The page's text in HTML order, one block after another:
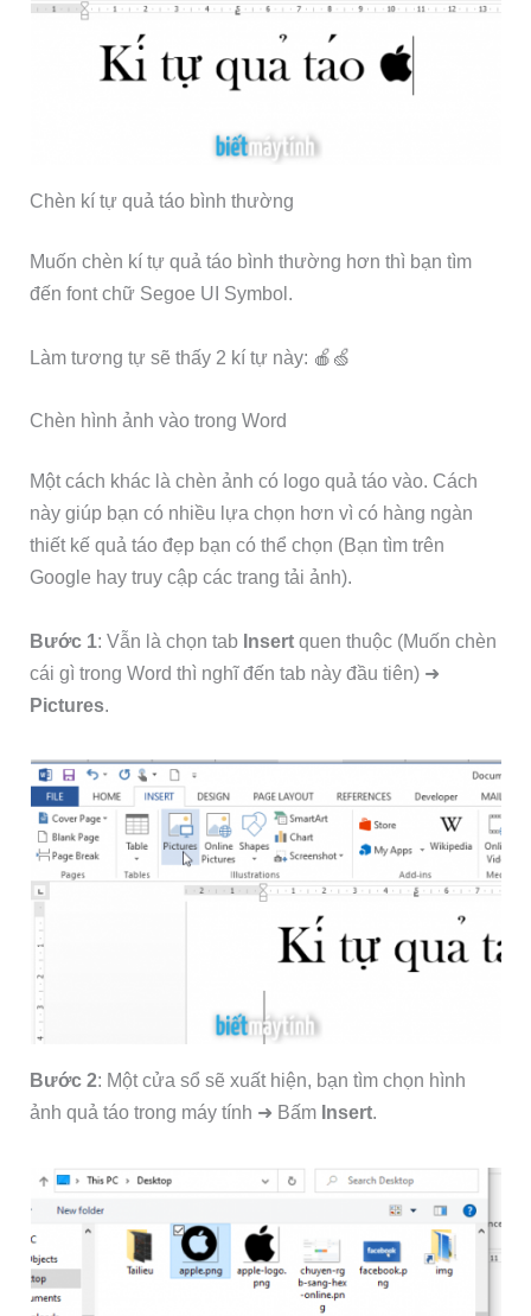
Chèn kí tự quả táo bình thường
Muốn chèn kí tự quả táo bình thường hơn thì bạn tìm
đến font chữ Segoe UI Symbol.
Làm tương tự sẽ thấy 2 kí tự này: 🍎🍏
Chèn hình ảnh vào trong Word
Một cách khác là chèn ảnh có logo quả táo vào. Cách
này giúp bạn có nhiều lựa chọn hơn vì có hàng ngàn
thiết kế quả táo đẹp bạn có thể chọn (Bạn tìm trên
Google hay truy cập các trang tải ảnh).
Bước 1: Vẫn là chọn tab Insert quen thuộc (Muốn chèn
cái gì trong Word thì nghĩ đến tab này đầu tiên) ➜
Pictures.
Bước 2: Một cửa sổ sẽ xuất hiện, bạn tìm chọn hình
ảnh quả táo trong máy tính ➜ Bấm Insert.